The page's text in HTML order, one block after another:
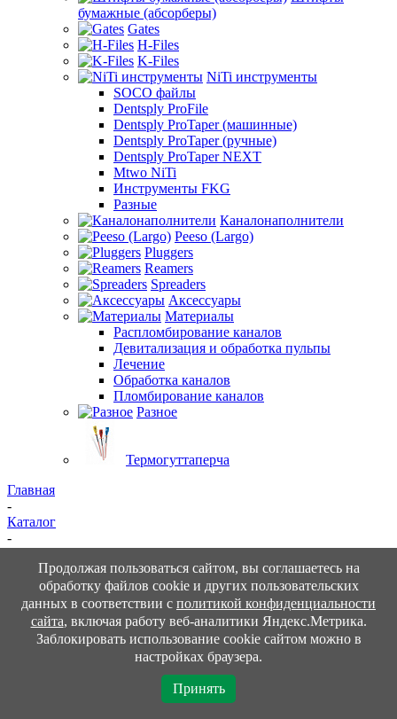
бумажные (абсорберы)
Gates
H-Files
K-Files
NiTi инструменты
SOCO файлы
Dentsply ProFile
Dentsply ProTaper (машинные)
Dentsply ProTaper (ручные)
Dentsply ProTaper NEXT
Mtwo NiTi
Инструменты FKG
Разные
Каналонаполнители
Peeso (Largo)
Pluggers
Reamers
Spreaders
Аксессуары
Материалы
Распломбирование каналов
Девитализация и обработка пульпы
Лечение
Обработка каналов
Пломбирование каналов
Разное
Термогуттаперча
Главная
-
Каталог
-
Комплекты, НаборыБорыГигиена, защита Зуботехническая
лабораторияОртопедия ТерапияИглы, шприцы для
каналовИнструментыОборудованиеПрофилактика для
пациентовХирургияЭндодонтия
Пластмассы зуботехнические
Полировка и обработкаВоскГипсыМатериалы для подготовки
Замковые крепления (аттачмены)
Керамические массы и
Продолжая пользоваться сайтом, вы соглашаетесь на
обработку файлов cookie и других пользовательских
данных в соответствии с политикой конфиденциальности
сайта, включая работу веб-аналитики Яндекс.Метрика.
Заблокировать использование cookie сайтом можно в
настройках браузера.
Принять